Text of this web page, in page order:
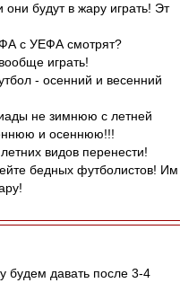
они будут в жару играть! Эт
с УЕФА смотрят?
играть!
- осенний и весенний
не зимнюю с летней
и осеннюю!!!
видов перенести!
бедных футболистов! Им
будем давать после 3-4